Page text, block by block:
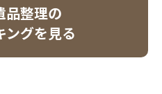
品整理の
ングを見る